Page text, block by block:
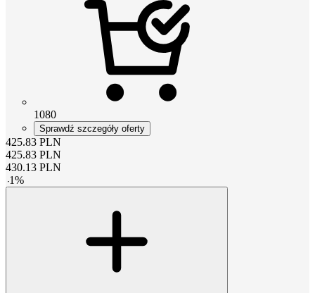
1080
Sprawdź szczegóły oferty
425.83 PLN
425.83 PLN
430.13 PLN
-1%